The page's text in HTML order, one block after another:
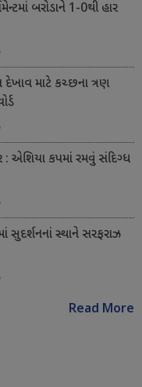
બરોડાને 1-0થી હાર
દેખાવ માટે કચ્છના ત્રણ
: એશિયા કપમાં રમવું સંદિગ્ધ
સુદર્શનનાં સ્થાને સરફરાઝ
Read More